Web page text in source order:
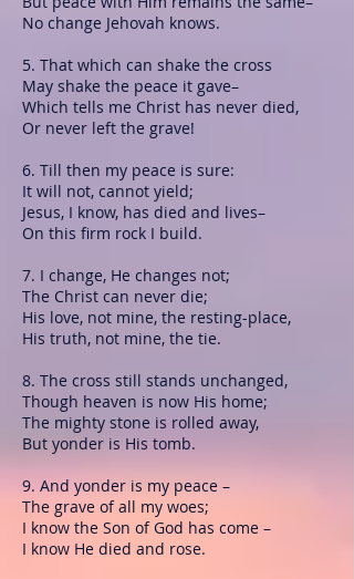
No change Jehovah knows.
5. That which can shake the cross
May shake the peace it gave–
Which tells me Christ has never died,
Or never left the grave!
6. Till then my peace is sure:
It will not, cannot yield;
Jesus, I know, has died and lives–
On this firm rock I build.
7. I change, He changes not;
The Christ can never die;
His love, not mine, the resting-place,
His truth, not mine, the tie.
8. The cross still stands unchanged,
Though heaven is now His home;
The mighty stone is rolled away,
But yonder is His tomb.
9. And yonder is my peace –
The grave of all my woes;
I know the Son of God has come –
I know He died and rose.